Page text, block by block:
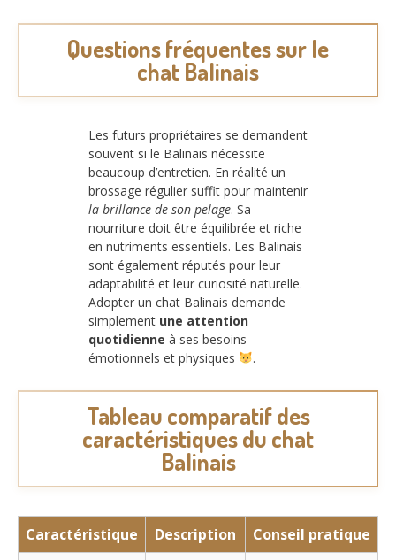
Questions fréquentes sur le
chat Balinais
Les futurs propriétaires se demandent
souvent si le Balinais nécessite
beaucoup d’entretien. En réalité un
brossage régulier suffit pour maintenir
la brillance de son pelage. Sa
nourriture doit être équilibrée et riche
en nutriments essentiels. Les Balinais
sont également réputés pour leur
adaptabilité et leur curiosité naturelle.
Adopter un chat Balinais demande
simplement une attention
quotidienne à ses besoins
émotionnels et physiques
.
Tableau comparatif des
caractéristiques du chat
Balinais
Caractéristique Description Conseil pratique